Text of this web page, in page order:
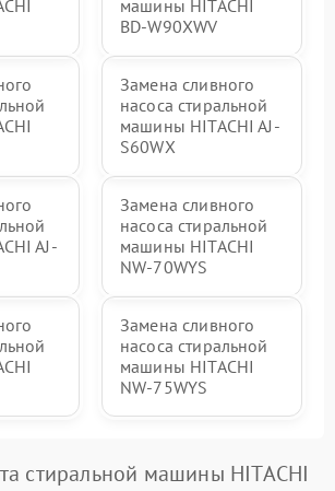
машины HITACHI
BD-W90XWV
Замена сливного
насоса стиральной
машины HITACHI AJ-
S60WX
AJ-
Замена сливного
насоса стиральной
машины HITACHI
NW-70WYS
Замена сливного
насоса стиральной
машины HITACHI
NW-75WYS
стиральной машины HITACHI